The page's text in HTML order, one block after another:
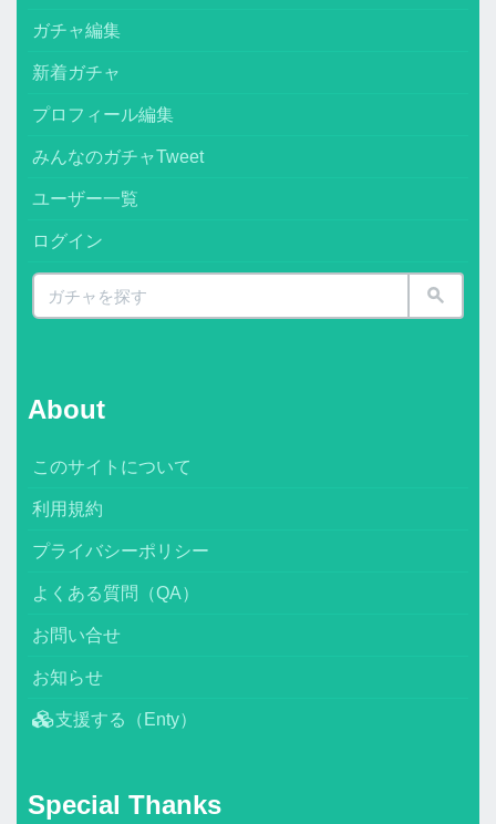
ガチャ編集
新着ガチャ
プロフィール編集
みんなのガチャTweet
ユーザー一覧
ログイン
About
このサイトについて
利用規約
プライバシーポリシー
よくある質問（QA）
お問い合せ
お知らせ
支援する（Enty）
Special Thanks